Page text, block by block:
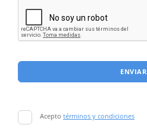
ENVIAR
Acepto términos y condiciones